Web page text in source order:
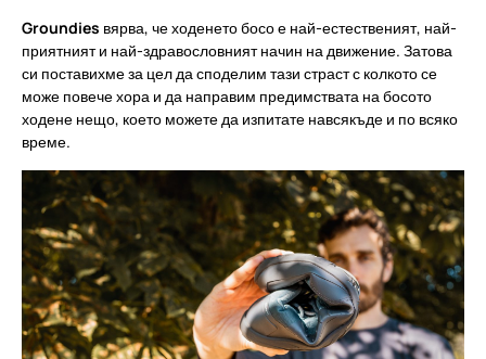
Groundies вярва, че ходенето босо е най-естественият, най-
приятният и най-здравословният начин на движение. Затова
си поставихме за цел да споделим тази страст с колкото се
може повече хора и да направим предимствата на босото
ходене нещо, което можете да изпитате навсякъде и по всяко
време.